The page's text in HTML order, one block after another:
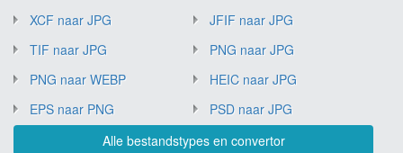
XCF naar JPG
JFIF naar JPG
TIF naar JPG
PNG naar JPG
PNG naar WEBP
HEIC naar JPG
EPS naar PNG
PSD naar JPG
Alle bestandstypes en convertor